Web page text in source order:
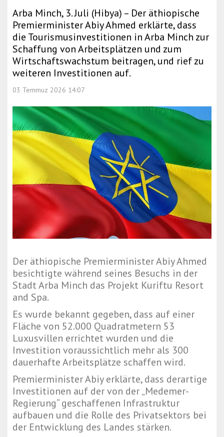
Arba Minch, 3. Juli (Hibya) – Der äthiopische
Premierminister Abiy Ahmed erklärte, dass
die Tourismusinvestitionen in Arba Minch zur
Schaffung von Arbeitsplätzen und zum
Wirtschaftswachstum beitragen, und rief zu
weiteren Investitionen auf.
03 Temmuz 2026 14:07
Der äthiopische Premierminister Abiy Ahmed
besichtigte während seines Besuchs in der
Stadt Arba Minch das Projekt Kuriftu Resort
and Spa.
Es wurde bekannt gegeben, dass auf einer
Fläche von 52.000 Quadratmetern 53
Luxusvillen errichtet wurden und die
Investition voraussichtlich mehr als 300
dauerhafte Arbeitsplätze schaffen wird.
Premierminister Abiy erklärte, dass derartige
Investitionen auf der von der „Medemer-
Regierung“ geschaffenen Infrastruktur
aufbauen und die Rolle des Privatsektors bei
der Entwicklung des Landes stärken.